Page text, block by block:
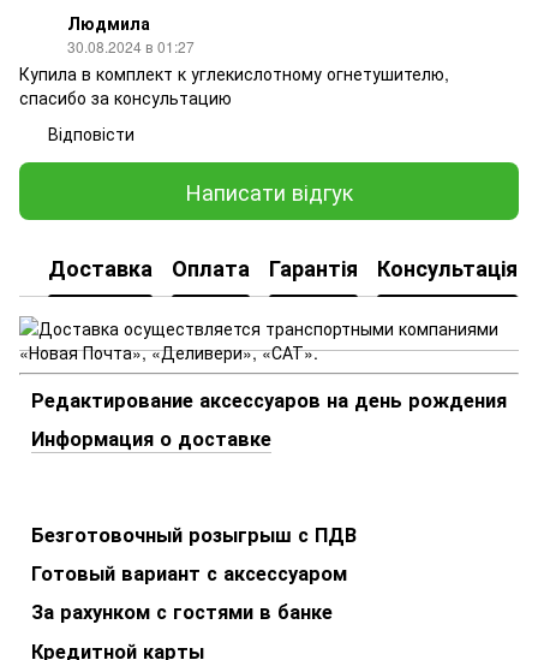
Людмила
30.08.2024 в 01:27
Купила в комплект к углекислотному огнетушителю,
спасибо за консультацию
Відповісти
Написати відгук
Доставка Оплата Гарантія Консультація
Редактирование аксессуаров на день рождения
Информация о доставке
Безготовочный розыгрыш с ПДВ
Готовый вариант с аксессуаром
За рахунком с гостями в банке
Кредитной карты